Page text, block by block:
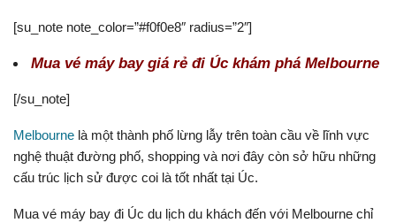
[su_note note_color=”#f0f0e8″ radius=”2″]
Mua vé máy bay giá rẻ đi Úc khám phá Melbourne
[/su_note]
Melbourne là một thành phố lừng lẫy trên toàn cầu về lĩnh vực
nghệ thuật đường phố, shopping và nơi đây còn sở hữu những
cấu trúc lịch sử được coi là tốt nhất tại Úc.
Mua vé máy bay đi Úc du lịch du khách đến với Melbourne chỉ